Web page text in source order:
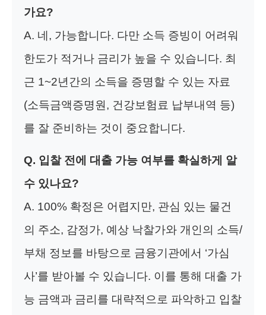
가요?
A. 네, 가능합니다. 다만 소득 증빙이 어려워
한도가 적거나 금리가 높을 수 있습니다. 최
근 1~2년간의 소득을 증명할 수 있는 자료
(소득금액증명원, 건강보험료 납부내역 등)
를 잘 준비하는 것이 중요합니다.
Q. 입찰 전에 대출 가능 여부를 확실하게 알
수 있나요?
A. 100% 확정은 어렵지만, 관심 있는 물건
의 주소, 감정가, 예상 낙찰가와 개인의 소득/
부채 정보를 바탕으로 금융기관에서 ‘가심
사’를 받아볼 수 있습니다. 이를 통해 대출 가
능 금액과 금리를 대략적으로 파악하고 입찰